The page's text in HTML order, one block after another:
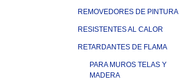
REMOVEDORES DE PINTURA
RESISTENTES AL CALOR
RETARDANTES DE FLAMA
PARA MUROS TELAS Y
MADERA